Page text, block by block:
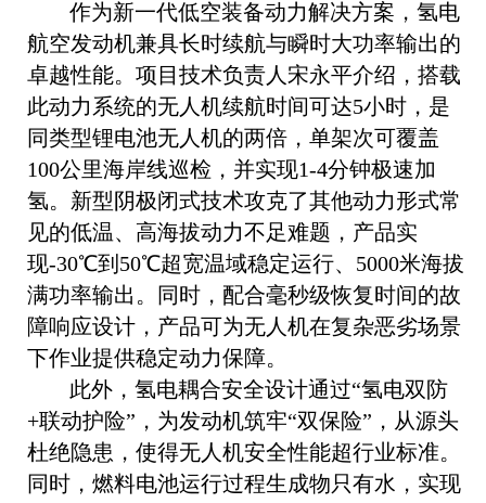
作为新一代低空装备动力解决方案，氢电
航空发动机兼具长时续航与瞬时大功率输出的
卓越性能。项目技术负责人宋永平介绍，搭载
此动力系统的无人机续航时间可达5小时，是
同类型锂电池无人机的两倍，单架次可覆盖
100公里海岸线巡检，并实现1-4分钟极速加
氢。新型阴极闭式技术攻克了其他动力形式常
见的低温、高海拔动力不足难题，产品实
现-30℃到50℃超宽温域稳定运行、5000米海拔
满功率输出。同时，配合毫秒级恢复时间的故
障响应设计，产品可为无人机在复杂恶劣场景
下作业提供稳定动力保障。
此外，氢电耦合安全设计通过“氢电双防
+联动护险”，为发动机筑牢“双保险”，从源头
杜绝隐患，使得无人机安全性能超行业标准。
同时，燃料电池运行过程生成物只有水，实现